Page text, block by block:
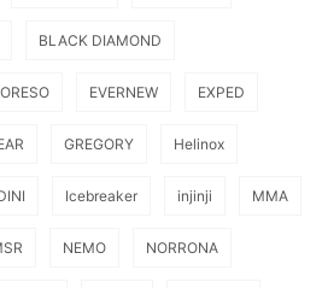
BLACK DIAMOND
EVERNEW EXPED
GREGORY Helinox
Icebreaker injinji MMA
NEMO NORRONA